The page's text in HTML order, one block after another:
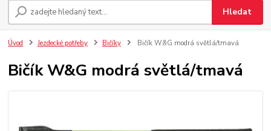
Hledat
Úvod Jezdecké potřeby Bičíky Bičík W&G modrá světlá/tmavá
Bičík W&G modrá světlá/tmavá